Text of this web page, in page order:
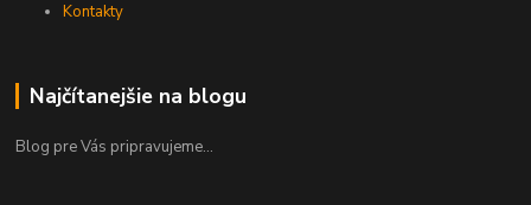
Kontakty
Najčítanejšie na blogu
Blog pre Vás pripravujeme...